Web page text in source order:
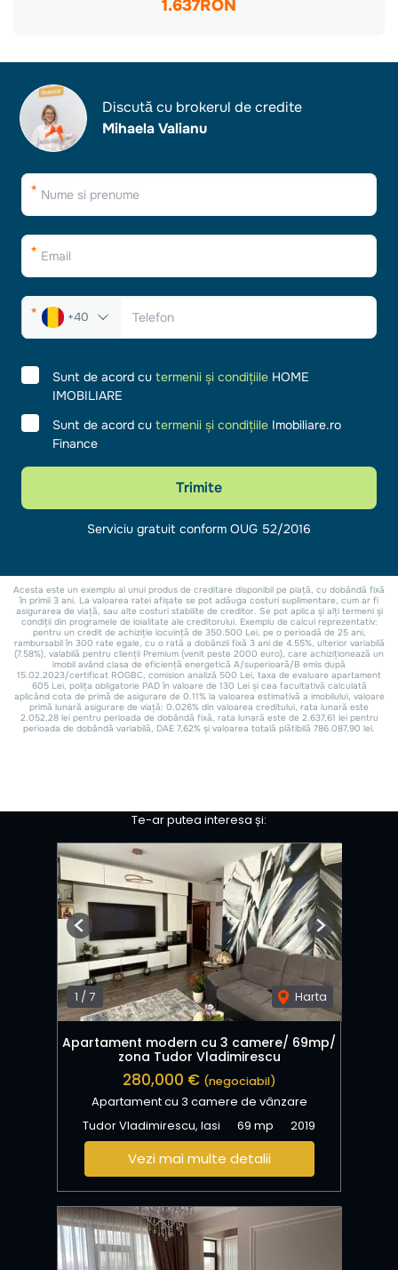
Te-ar putea interesa și:
1 /7 Harta
Previous Next
Apartament modern cu 3 camere/ 69mp/
zona Tudor Vladimirescu
280,000 € (negociabil)
Apartament cu 3 camere de vânzare
Tudor Vladimirescu, Iasi
69 mp 2019
Vezi mai multe detalii